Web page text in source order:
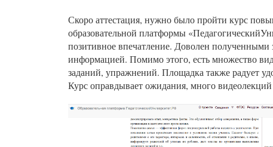
Скоро аттестация, нужно было пройти курс
образовательной платформы
позитивное впечатление. Доволен полученными
информацией. Помимо этого, есть множество
заданий, упражнений. Площадка также радует
Курс оправдывает ожидания, много видеолекций